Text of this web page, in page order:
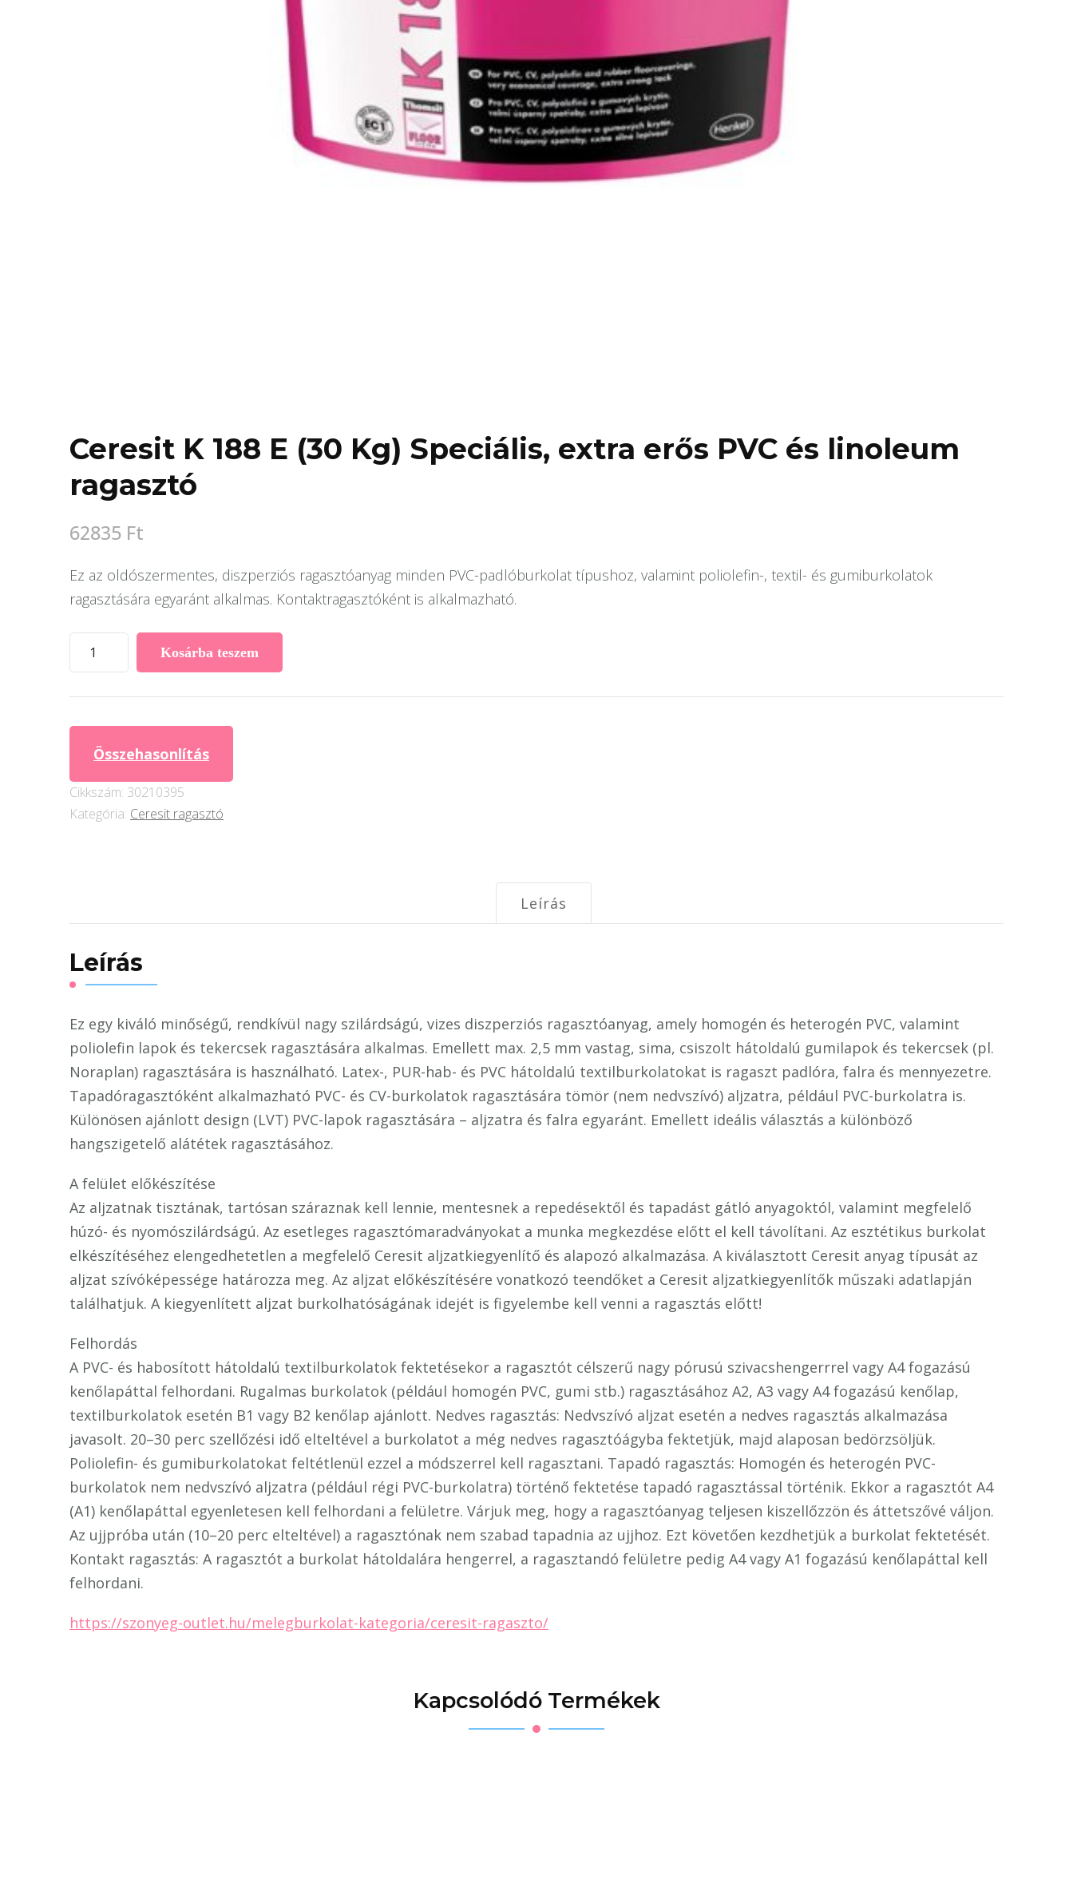
Ceresit K 188 E (30 Kg) Speciális, extra erős PVC és linoleum
ragasztó
62835 Ft
Ez az oldószermentes, diszperziós ragasztóanyag minden PVC-padlóburkolat típushoz, valamint poliolefin-, textil- és gumiburkolatok
ragasztására egyaránt alkalmas. Kontaktragasztóként is alkalmazható.
Ceresit
K
188
Speciális,
extra
mennyiség
Kosárba teszem
Összehasonlítás
Cikkszám: 30210395
Kategória: Ceresit ragasztó
Leírás
Leírás
Ez egy kiváló minőségű, rendkívül nagy szilárdságú, vizes diszperziós ragasztóanyag, amely homogén és heterogén PVC, valamint
poliolefin lapok és tekercsek ragasztására alkalmas. Emellett max. 2,5 mm vastag, sima, csiszolt hátoldalú gumilapok és tekercsek (pl.
Noraplan) ragasztására is használható. Latex-, PUR-hab- és PVC hátoldalú textilburkolatokat is ragaszt padlóra, falra és mennyezetre.
Tapadóragasztóként alkalmazható PVC- és CV-burkolatok ragasztására tömör (nem nedvszívó) aljzatra, például PVC-burkolatra is.
Különösen ajánlott design (LVT) PVC-lapok ragasztására – aljzatra és falra egyaránt. Emellett ideális választás a különböző
hangszigetelő alátétek ragasztásához.
A felület előkészítése
Az aljzatnak tisztának, tartósan száraznak kell lennie, mentesnek a repedésektől és tapadást gátló anyagoktól, valamint megfelelő
húzó- és nyomószilárdságú. Az esetleges ragasztómaradványokat a munka megkezdése előtt el kell távolítani. Az esztétikus burkolat
elkészítéséhez elengedhetetlen a megfelelő Ceresit aljzatkiegyenlítő és alapozó alkalmazása. A kiválasztott Ceresit anyag típusát az
aljzat szívóképessége határozza meg. Az aljzat előkészítésére vonatkozó teendőket a Ceresit aljzatkiegyenlítők műszaki adatlapján
találhatjuk. A kiegyenlített aljzat burkolhatóságának idejét is figyelembe kell venni a ragasztás előtt!
Felhordás
A PVC- és habosított hátoldalú textilburkolatok fektetésekor a ragasztót célszerű nagy pórusú szivacshengerrrel vagy A4 fogazású
kenőlapáttal felhordani. Rugalmas burkolatok (például homogén PVC, gumi stb.) ragasztásához A2, A3 vagy A4 fogazású kenőlap,
textilburkolatok esetén B1 vagy B2 kenőlap ajánlott. Nedves ragasztás: Nedvszívó aljzat esetén a nedves ragasztás alkalmazása
javasolt. 20–30 perc szellőzési idő elteltével a burkolatot a még nedves ragasztóágyba fektetjük, majd alaposan bedörzsöljük.
Poliolefin- és gumiburkolatokat feltétlenül ezzel a módszerrel kell ragasztani. Tapadó ragasztás: Homogén és heterogén PVC-
burkolatok nem nedvszívó aljzatra (például régi PVC-burkolatra) történő fektetése tapadó ragasztással történik. Ekkor a ragasztót A4
(A1) kenőlapáttal egyenletesen kell felhordani a felületre. Várjuk meg, hogy a ragasztóanyag teljesen kiszellőzzön és áttetszővé váljon.
Az ujjpróba után (10–20 perc elteltével) a ragasztónak nem szabad tapadnia az ujjhoz. Ezt követően kezdhetjük a burkolat fektetését.
Kontakt ragasztás: A ragasztót a burkolat hátoldalára hengerrel, a ragasztandó felületre pedig A4 vagy A1 fogazású kenőlapáttal kell
felhordani.
https://szonyeg-outlet.hu/melegburkolat-kategoria/ceresit-ragaszto/
Kapcsolódó Termékek